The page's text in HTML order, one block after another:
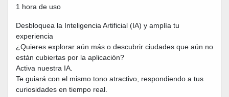
1 hora de uso
Desbloquea la Inteligencia Artificial (IA) y amplía tu
experiencia
¿Quieres explorar aún más o descubrir ciudades que aún no
están cubiertas por la aplicación?
Activa nuestra IA.
Te guiará con el mismo tono atractivo, respondiendo a tus
curiosidades en tiempo real.